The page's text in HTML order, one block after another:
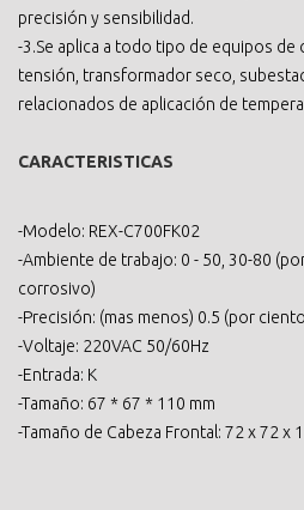
precisión y sensibilidad.
-3.Se aplica a todo tipo de equipos de
tensión, transformador seco,
relacionados de aplicación de
CARACTERISTICAS
-Modelo: REX-C700FK02
-Ambiente de trabajo: 0 - 50, 30-80
corrosivo)
-Precisión: (mas menos) 0.5 (por
-Voltaje: 220VAC 50/60Hz
-Entrada: K
-Tamaño: 67 * 67 * 110 mm
-Tamaño de Cabeza Frontal: 72 x 72 x